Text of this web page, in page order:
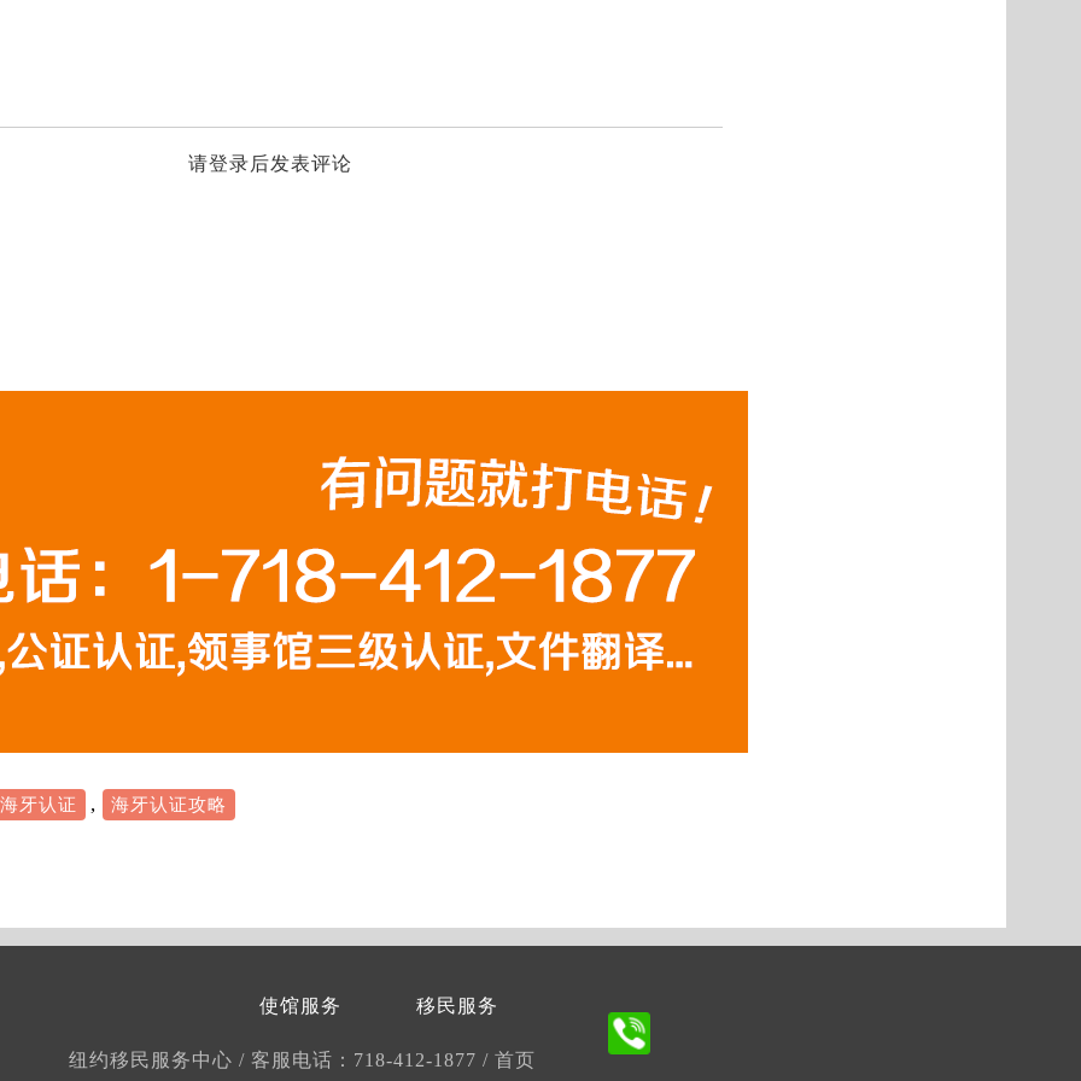
请登录后发表评论
海牙认证 , 海牙认证攻略
移民服务
使馆服务
纽约移民服务中心 / 客服电话：718-412-1877 / 首页